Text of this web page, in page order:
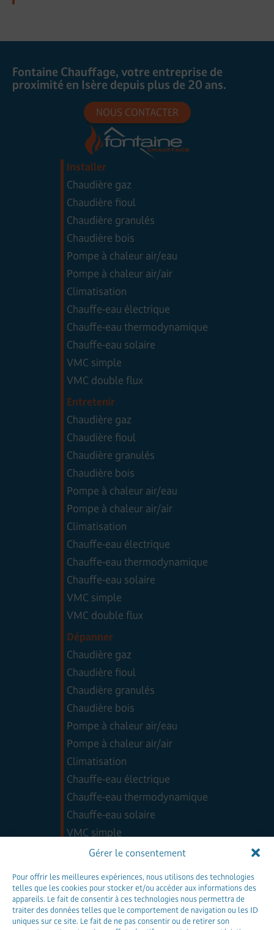
Gérer le consentement
Pour offrir les meilleures expériences, nous utilisons des technologies
telles que les cookies pour stocker et/ou accéder aux informations des
appareils. Le fait de consentir à ces technologies nous permettra de
traiter des données telles que le comportement de navigation ou les ID
uniques sur ce site. Le fait de ne pas consentir ou de retirer son
Fontaine Chauffage, votre entreprise de
proximité en Isère depuis plus de 20 ans.
NOUS CONTACTER
Installer
Chaudière gaz
Chaudière fioul
Chaudière granulés
Chaudière bois
Pompe à chaleur air/eau
Pompe à chaleur air/air
Climatisation
Chauffe-eau électrique
Chauffe-eau thermodynamique
Chauffe-eau solaire
VMC simple
VMC double flux
Entretenir
Chaudière gaz
Chaudière fioul
Chaudière granulés
Chaudière bois
Pompe à chaleur air/eau
Pompe à chaleur air/air
Climatisation
Chauffe-eau électrique
Chauffe-eau thermodynamique
Chauffe-eau solaire
VMC simple
VMC double flux
Dépanner
Chaudière gaz
Chaudière fioul
Chaudière granulés
Chaudière bois
Pompe à chaleur air/eau
Pompe à chaleur air/air
Climatisation
Chauffe-eau électrique
Chauffe-eau thermodynamique
Chauffe-eau solaire
VMC simple
VMC double flux
Nos partenaires
Actualités
Professionnels